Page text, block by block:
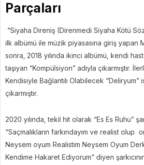
Parçaları
“Siyaha Direniş (Direnmedi Siyaha Kötü
ilk albümü ile müzik piyasasına giriş yapan
sonra, 2018 yılında ikinci albümü, kendi
taşıyan “Kompülsiyon” adıyla çıkarmıştır.
Kendisiyle Bağlantılı Olabilecek “Deliryum”
çıkarmıştır.
‎2020 yılında, tekil hit olarak “Es Es Ruhu”
“Saçmalıkların farkındayım ve realist olup
Neysem oyum Realistim Neysem Oyum
Kendime Hakaret Ediyorum” diyen